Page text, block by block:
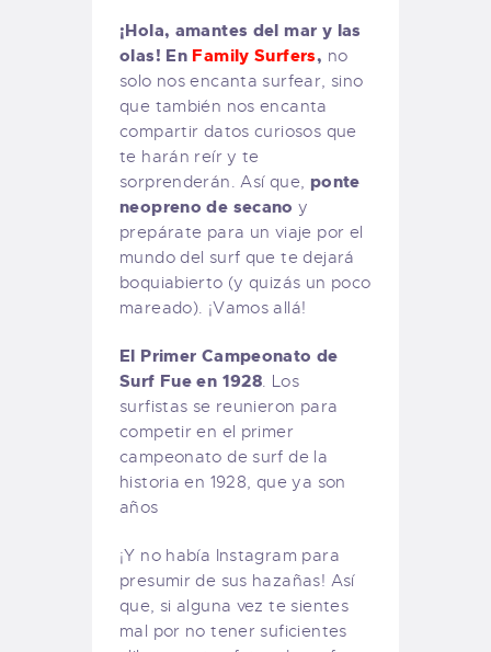
¡Hola, amantes del mar y las
olas! En Family Surfers, no
solo nos encanta surfear, sino
que también nos encanta
compartir datos curiosos que
te harán reír y te
sorprenderán. Así que, ponte
neopreno de secano y
prepárate para un viaje por el
mundo del surf que te dejará
boquiabierto (y quizás un poco
mareado). ¡Vamos allá!
El Primer Campeonato de
Surf Fue en 1928. Los
surfistas se reunieron para
competir en el primer
campeonato de surf de la
historia en 1928, que ya son
años
¡Y no había Instagram para
presumir de sus hazañas! Así
que, si alguna vez te sientes
mal por no tener suficientes